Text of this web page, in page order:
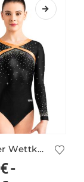
Schwarzer Wettkampfanzug ELSY/4
€-